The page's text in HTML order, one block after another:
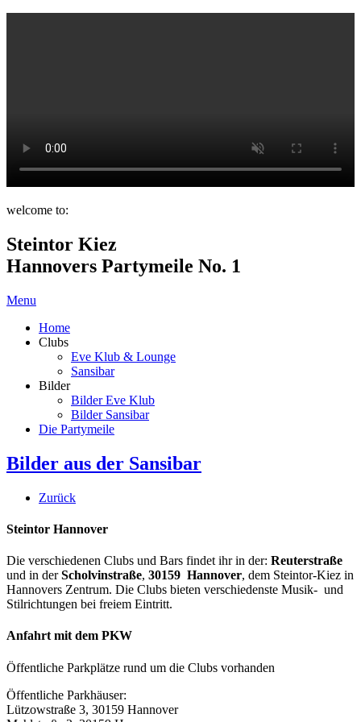
welcome to:
Steintor Kiez
Hannovers Partymeile No. 1
Menu
Home
Clubs
Eve Klub & Lounge
Sansibar
Bilder
Bilder Eve Klub
Bilder Sansibar
Die Partymeile
Bilder aus der Sansibar
Zurück
Steintor Hannover
Die verschiedenen Clubs und Bars findet ihr in der: Reuterstraße
und in derScholvinstraße, 30159 Hannover, dem Steintor-Kiez in
Hannovers Zentrum. Die Clubs bieten verschiedenste Musik- und
Stilrichtungen bei freiem Eintritt.
Anfahrt mit dem PKW
Öffentliche Parkplätze rund um die Clubs vorhanden
Öffentliche Parkhäuser:
Lützowstraße 3, 30159 Hannover